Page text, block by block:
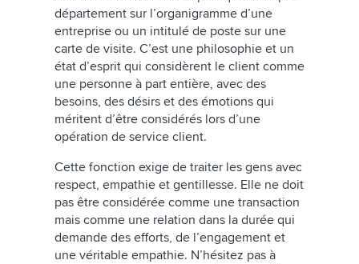
département sur l’organigramme d’une
entreprise ou un intitulé de poste sur une
carte de visite. C’est une philosophie et un
état d’esprit qui considèrent le client comme
une personne à part entière, avec des
besoins, des désirs et des émotions qui
méritent d’être considérés lors d’une
opération de service client.
Cette fonction exige de traiter les gens avec
respect, empathie et gentillesse. Elle ne doit
pas être considérée comme une transaction
mais comme une relation dans la durée qui
demande des efforts, de l’engagement et
une véritable empathie. N’hésitez pas à